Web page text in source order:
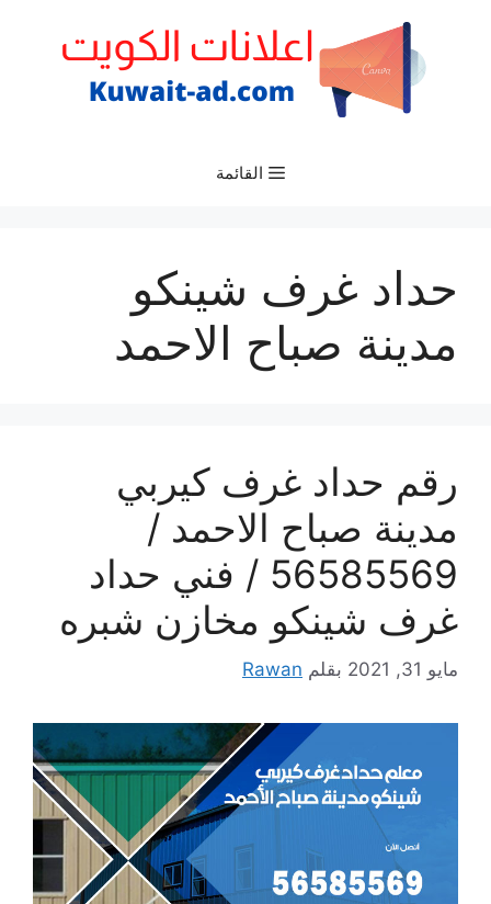
القائمة
حداد غرف شينكو
مدينة صباح الاحمد
رقم حداد غرف كيربي
مدينة صباح الاحمد /
56585569 / فني حداد
غرف شينكو مخازن شبره
مايو 31, 2021 بقلم Rawan